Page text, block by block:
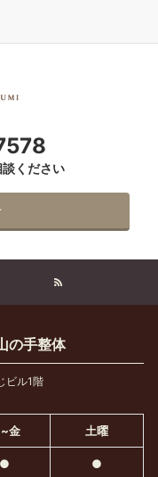
ください
の手整体
ビル1階
~金 土曜
● ●